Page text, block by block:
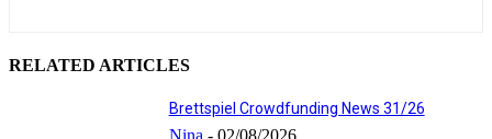
RELATED ARTICLES
Brettspiel Crowdfunding News 31/26